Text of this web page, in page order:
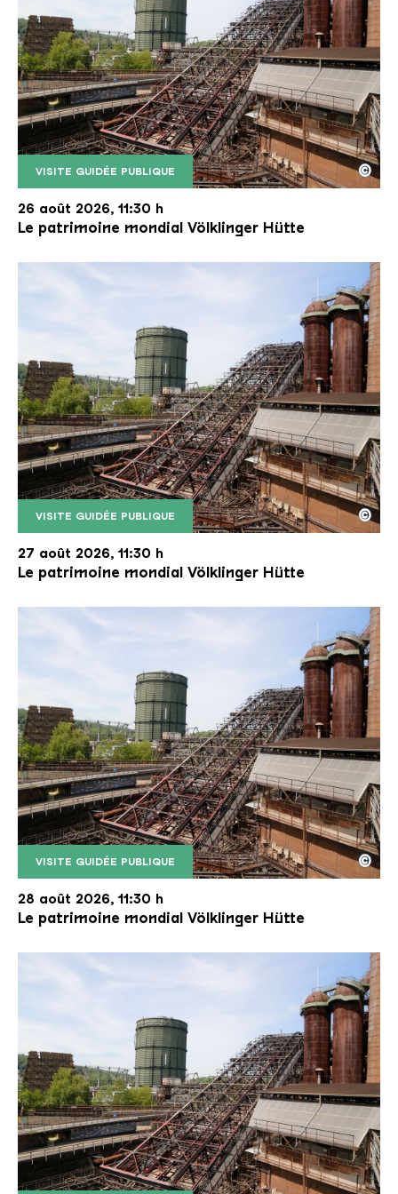
VISITE GUIDÉE PUBLIQUE
Le monte-charge incliné de la Völklinger Hütte
Copyright: Weltkulturerbe Völklinger Hütte | Karl
©
26 août 2026, 11:30 h
Le patrimoine mondial Völklinger Hütte
VISITE GUIDÉE PUBLIQUE
Le monte-charge incliné de la Völklinger Hütte
Copyright: Weltkulturerbe Völklinger Hütte | Karl
©
27 août 2026, 11:30 h
Le patrimoine mondial Völklinger Hütte
VISITE GUIDÉE PUBLIQUE
Le monte-charge incliné de la Völklinger Hütte
Copyright: Weltkulturerbe Völklinger Hütte | Karl
©
28 août 2026, 11:30 h
Le patrimoine mondial Völklinger Hütte